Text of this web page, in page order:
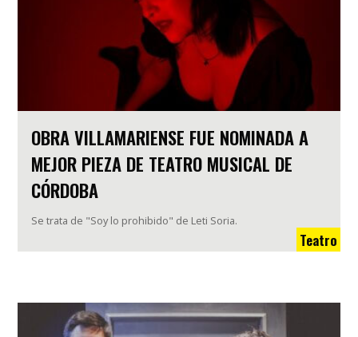
OBRA VILLAMARIENSE FUE NOMINADA A
MEJOR PIEZA DE TEATRO MUSICAL DE
CÓRDOBA
Se trata de "Soy lo prohibido" de Leti Soria.
Teatro